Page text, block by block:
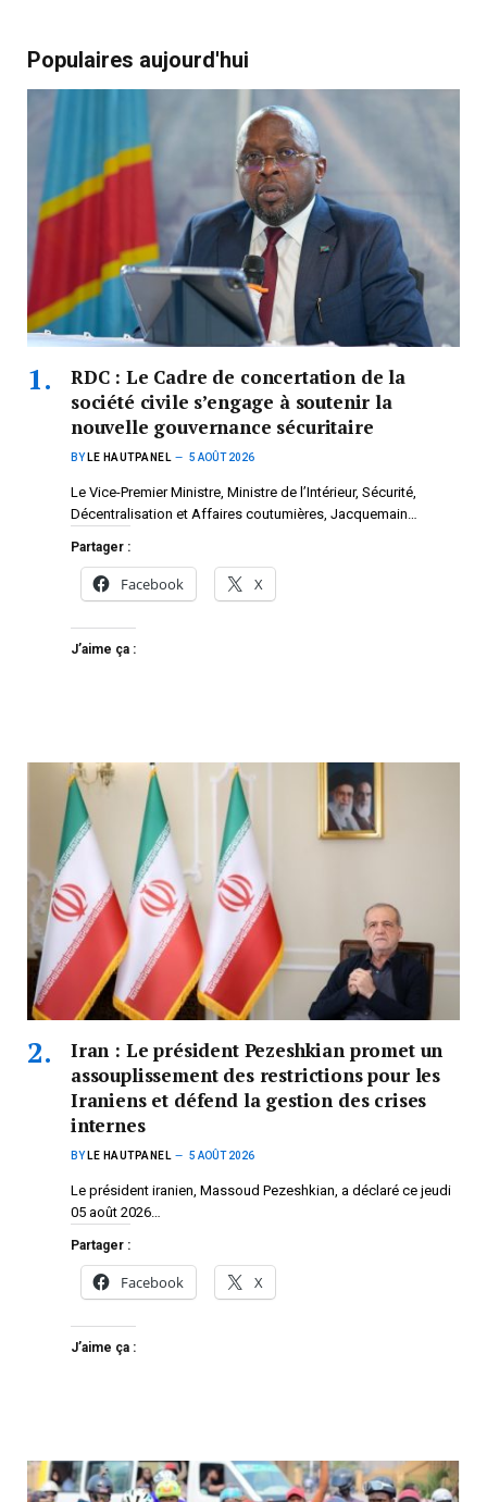
Populaires aujourd'hui
RDC : Le Cadre de concertation de la
société civile s’engage à soutenir la
nouvelle gouvernance sécuritaire
BY LE HAUTPANEL 5 AOÛT 2026
Le Vice-Premier Ministre, Ministre de l’Intérieur, Sécurité,
Décentralisation et Affaires coutumières, Jacquemain…
Partager :
Facebook X
J’aime ça :
Iran : Le président Pezeshkian promet un
assouplissement des restrictions pour les
Iraniens et défend la gestion des crises
internes
BY LE HAUTPANEL 5 AOÛT 2026
Le président iranien, Massoud Pezeshkian, a déclaré ce jeudi
05 août 2026…
Partager :
Facebook X
J’aime ça :